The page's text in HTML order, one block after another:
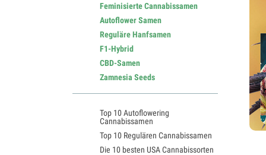
Feminisierte Cannabissamen
Autoflower Samen
Reguläre Hanfsamen
F1-Hybrid
CBD-Samen
Zamnesia Seeds
Top 10 Autoflowering
Cannabissamen
Top 10 Regulären Cannabissamen
Die 10 besten USA Cannabissorten